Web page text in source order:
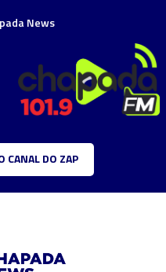
News
CANAL DO ZAP